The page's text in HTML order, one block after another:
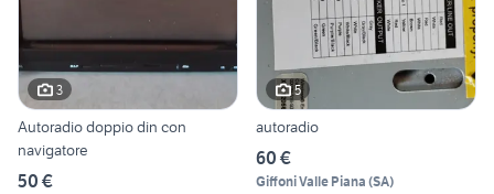
3
Autoradio doppio din con
navigatore
50 €
5
autoradio
60 €
Giffoni Valle Piana (SA)